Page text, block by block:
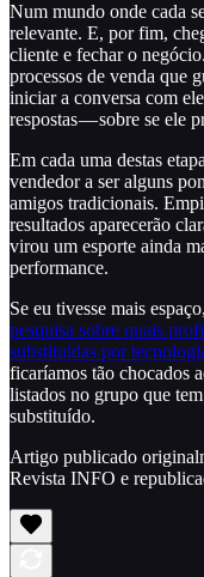
Num mundo onde cada
relevante. E, por fim,
cliente e fechar o
processos de venda que
iniciar a conversa com
respostas — sobre se ele
Em cada uma destas
vendedor a ser alguns
amigos tradicionais.
resultados aparecerão
virou um esporte ainda
performance.
Se eu tivesse mais
pesquisa sobre quais
substituídas por
ficaríamos tão chocados
listados no grupo que
substituído.
Artigo publicado
Revista INFO e